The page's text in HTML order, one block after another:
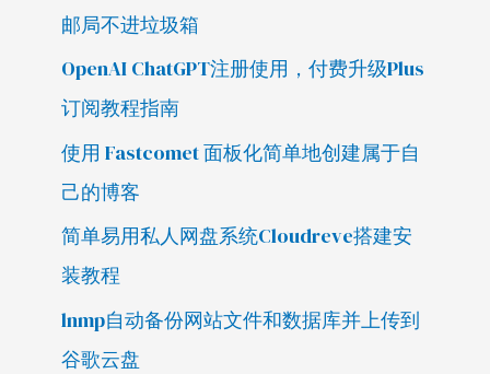
邮局不进垃圾箱
OpenAI ChatGPT注册使用，付费升级Plus
订阅教程指南
使用 Fastcomet 面板化简单地创建属于自
己的博客
简单易用私人网盘系统Cloudreve搭建安
装教程
lnmp自动备份网站文件和数据库并上传到
谷歌云盘